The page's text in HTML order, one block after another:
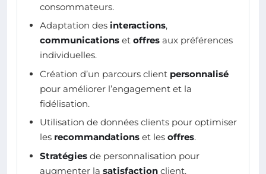
consommateurs.
Adaptation des interactions,
communications et offres aux préférences
individuelles.
Création d’un parcours client personnalisé
pour améliorer l’engagement et la
fidélisation.
Utilisation de données clients pour optimiser
les recommandations et les offres.
Stratégies de personnalisation pour
augmenter la satisfaction client.